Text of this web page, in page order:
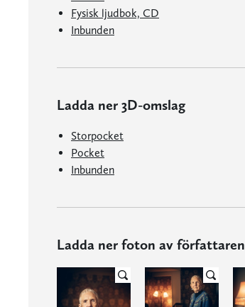
Fysisk ljudbok, CD
Inbunden
Ladda ner 3D-omslag
Storpocket
Pocket
Inbunden
Ladda ner foton av författaren